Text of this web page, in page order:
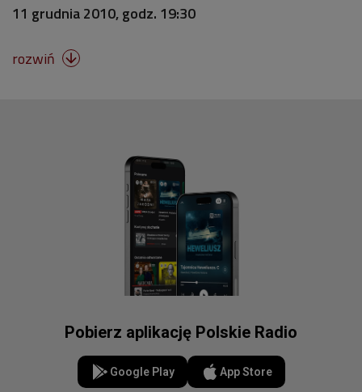
11 grudnia 2010, godz. 19:30
rozwiń 
Pobierz aplikację Polskie Radio
Google Play App Store